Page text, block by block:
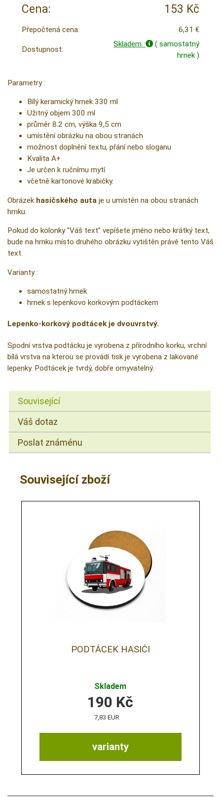
Cena: 153 Kč
Přepočtená cena: 6,31 €
Dostupnost:
Skladem
( samostatný
hrnek )
Parametry :
Bílý keramický hrnek 330 ml
Užitný objem 300 ml
průměr 8.2 cm, výška 9,5 cm
umístění obrázku na obou stranách
možnost doplnění textu, přání nebo sloganu
Kvalita A+
Je určen k ručnímu mytí
včetně kartonové krabičky.
Obrázek hasičského auta je u umístěn na obou stranách
hrnku.
Pokud do kolonky "Váš text" vepíšete jméno nebo krátký text,
bude na hrnku místo druhého obrázku vytištěn právě tento Váš
text.
Varianty :
samostatný hrnek
hrnek s lepenkovo korkovým podtáckem
Lepenko-korkový podtácek je dvouvrstvý.
Spodní vrstva podtácku je vyrobena z přírodního korku, vrchní
bílá vrstva na kterou se provádí tisk je vyrobena z lakované
lepenky. Podtácek je tvrdý, dobře omyvatelný.
Související
Váš dotaz
Poslat známénu
Související zboží
PODTÁCEK HASIČI
Skladem
varianty
190 Kč
7,83 EUR